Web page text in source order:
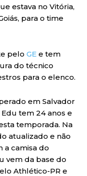
estava no Vitória,
para o time
pelo GE e tem
do técnico
para o elenco.
em Salvador
tem 24 anos e
temporada. Na
atualizado e não
a camisa do
vem da base do
Athlético-PR e